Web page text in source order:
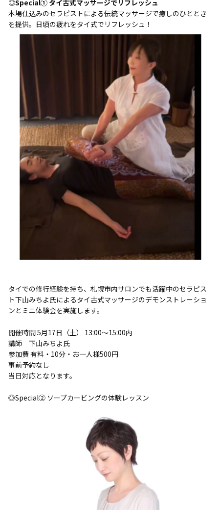
◎Special① タイ古式マッサージでリフレッシュ
本場仕込みのセラピストによる伝統マッサージで癒しのひととき
を提供。日頃の疲れをタイ式でリフレッシュ！
タイでの修行経験を持ち、札幌市内サロンでも活躍中のセラピス
ト下山みちよ氏によるタイ古式マッサージのデモンストレーショ
ンとミニ体験会を実施します。
開催時間 5月17日（土） 13:00～15:00内
講師 下山みちよ氏
参加費 有料・10分・お一人様500円
事前予約なし
当日対応となります。
◎Special② ソープカービングの体験レッスン